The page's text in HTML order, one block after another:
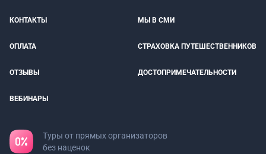
КОНТАКТЫ МЫ В СМИ
ОПЛАТА СТРАХОВКА ПУТЕШЕСТВЕННИКОВ
ОТЗЫВЫ ДОСТОПРИМЕЧАТЕЛЬНОСТИ
ВЕБИНАРЫ
Туры от прямых организаторов
без наценок